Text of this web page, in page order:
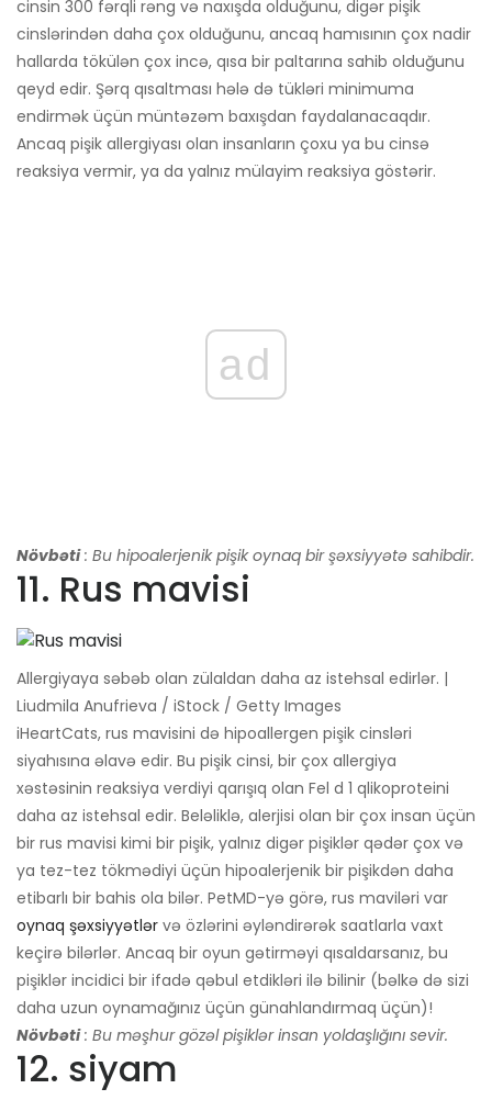
cinsin 300 fərqli rəng və naxışda olduğunu, digər pişik
cinslərindən daha çox olduğunu, ancaq hamısının çox nadir
hallarda tökülən çox incə, qısa bir paltarına sahib olduğunu
qeyd edir. Şərq qısaltması hələ də tükləri minimuma
endirmək üçün müntəzəm baxışdan faydalanacaqdır.
Ancaq pişik allergiyası olan insanların çoxu ya bu cinsə
reaksiya vermir, ya da yalnız mülayim reaksiya göstərir.
ad
Növbəti: Bu hipoalerjenik pişik oynaq bir şəxsiyyətə sahibdir.
11. Rus mavisi
Allergiyaya səbəb olan zülaldan daha az istehsal edirlər. |
Liudmila Anufrieva / iStock / Getty Images
iHeartCats, rus mavisini də hipoallergen pişik cinsləri
siyahısına əlavə edir. Bu pişik cinsi, bir çox allergiya
xəstəsinin reaksiya verdiyi qarışıq olan Fel d 1 qlikoproteini
daha az istehsal edir. Beləliklə, alerjisi olan bir çox insan üçün
bir rus mavisi kimi bir pişik, yalnız digər pişiklər qədər çox və
ya tez-tez tökmədiyi üçün hipoalerjenik bir pişikdən daha
etibarlı bir bahis ola bilər. PetMD-yə görə, rus maviləri var
oynaq şəxsiyyətlər və özlərini əyləndirərək saatlarla vaxt
keçirə bilərlər. Ancaq bir oyun gətirməyi qısaldarsanız, bu
pişiklər incidici bir ifadə qəbul etdikləri ilə bilinir (bəlkə də sizi
daha uzun oynamağınız üçün günahlandırmaq üçün)!
Növbəti: Bu məşhur gözəl pişiklər insan yoldaşlığını sevir.
12. siyam